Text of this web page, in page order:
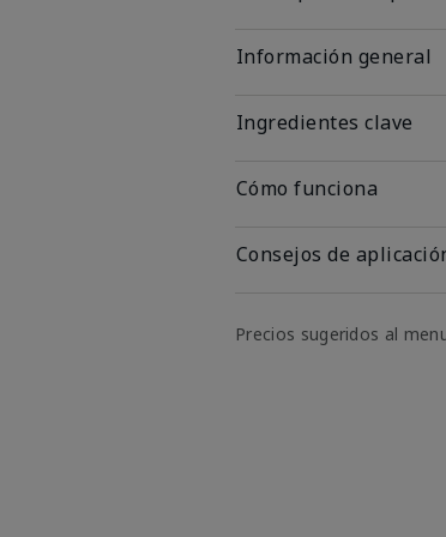
Información general
Ingredientes clave
Cómo funciona
Consejos de
Precios sugeridos al